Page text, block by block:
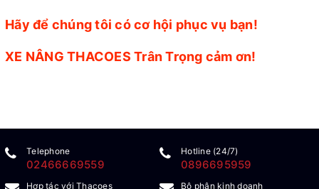
Hãy để chúng tôi có cơ hội phục vụ bạn!
XE NÂNG THACOES Trân Trọng cảm ơn!
Telephone
02466669559
Hotline (24/7)
0896695959
Hợp tác với Thacoes Bộ phận kinh doanh